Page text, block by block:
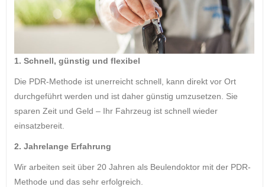
1. Schnell, günstig und flexibel
Die PDR-Methode ist unerreicht schnell, kann direkt vor Ort
durchgeführt werden und ist daher günstig umzusetzen. Sie
sparen Zeit und Geld – Ihr Fahrzeug ist schnell wieder
einsatzbereit.
2. Jahrelange Erfahrung
Wir arbeiten seit über 20 Jahren als Beulendoktor mit der PDR-
Methode und das sehr erfolgreich.